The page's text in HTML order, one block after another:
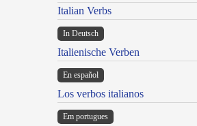
Italian Verbs
In Deutsch
Italienische Verben
En español
Los verbos italianos
Em portugues